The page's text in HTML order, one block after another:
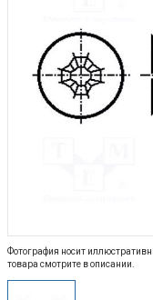
Фотография носит
товара смотрите в описании.